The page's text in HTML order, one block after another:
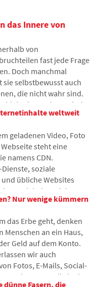
das Innere von
von
fast jede Frage
Doch manchmal
sie selbstbewusst auch
die nicht wahr sind.
das und was sind
KI-Halluzinationen? Im
funktionieren,
falsche
und wie
dieses
und nach zu
weltweit
geladenen Video, Foto
steht eine
namens CDN.
soziale
übliche Websites
dennoch haben viele
nie davon gehört. Im
wir, wofür diese
steht, wie sie
warum Internetinhalte
Orten der Welt
werden und warum das
kaum ohne sie
Nur wenige kümmern
das Erbe geht, denken
Menschen an ein Haus,
Geld auf dem Konto.
wir auch
Fotos, E-Mails, Social-
oder Daten, die in der
Fasern, die